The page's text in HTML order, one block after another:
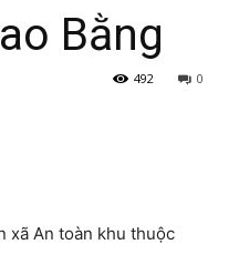
Bằng
0
492
xã An toàn khu thuộc